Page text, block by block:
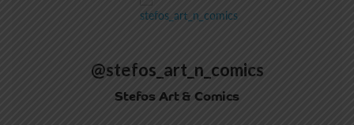
@stefos_art_n_comics
Stefos Art & Comics